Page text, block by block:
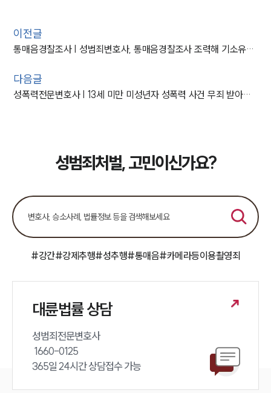
이전글
통매음경찰조사 | 성범죄변호사, 통매음경찰조사 조력해 기소유예 처분 방어
다음글
성폭력전문변호사 | 13세 미만 미성년자 성폭력 사건 무죄 받아낸 변호사
성범죄처벌, 고민이신가요?
#강간#강제추행#성추행#통매음#카메라등이용촬영죄
대륜법률 상담
성범죄전문변호사
365일 24시간 상담접수 가능